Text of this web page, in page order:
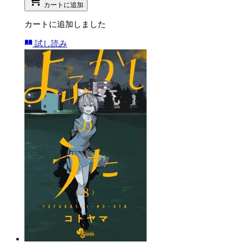
カートに追加
カートに追加しました
試し読み